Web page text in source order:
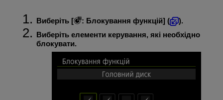
Виберіть [ : Блокування функцій] (
).
Виберіть елементи керування, які необхідно
блокувати.